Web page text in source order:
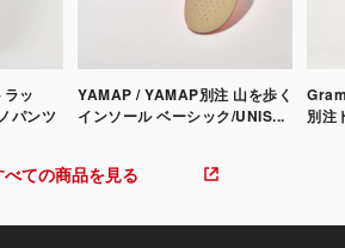
ッ
パンツ
YAMAP / YAMAP別注 山を歩く
インソール ベーシック/UNIS...
別注
べての商品を見る